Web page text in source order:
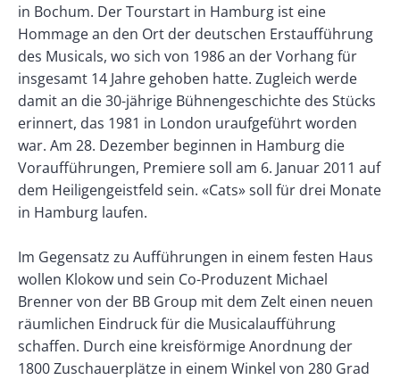
in Bochum. Der Tourstart in Hamburg ist eine
Hommage an den Ort der deutschen Erstaufführung
des Musicals, wo sich von 1986 an der Vorhang für
insgesamt 14 Jahre gehoben hatte. Zugleich werde
damit an die 30-jährige Bühnengeschichte des Stücks
erinnert, das 1981 in London uraufgeführt worden
war. Am 28. Dezember beginnen in Hamburg die
Voraufführungen, Premiere soll am 6. Januar 2011 auf
dem Heiligengeistfeld sein. «Cats» soll für drei Monate
in Hamburg laufen.
Im Gegensatz zu Aufführungen in einem festen Haus
wollen Klokow und sein Co-Produzent Michael
Brenner von der BB Group mit dem Zelt einen neuen
räumlichen Eindruck für die Musicalaufführung
schaffen. Durch eine kreisförmige Anordnung der
1800 Zuschauerplätze in einem Winkel von 280 Grad